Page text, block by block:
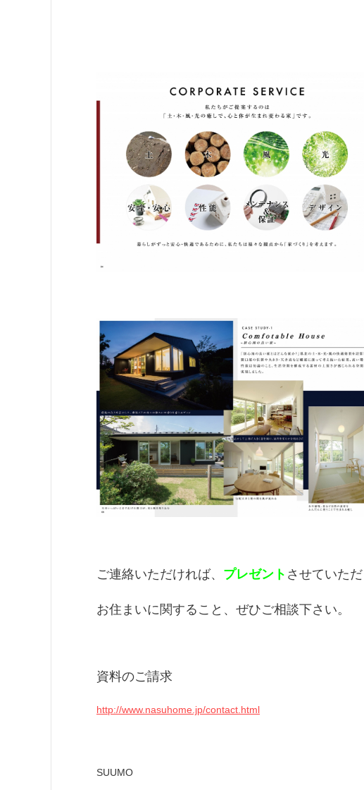
ご連絡いただければ、 プレゼント させていただ
お住まいに関すること、ぜひご相談下さい。
資料のご請求
http://www.nasuhome.jp/contact.html
SUUMO